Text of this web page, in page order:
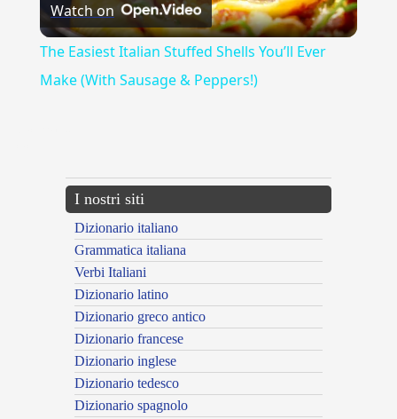
Video
Watch on
The Easiest Italian Stuffed Shells You’ll Ever
Make (With Sausage & Peppers!)
I nostri siti
Dizionario italiano
Grammatica italiana
Verbi Italiani
Dizionario latino
Dizionario greco antico
Dizionario francese
Dizionario inglese
Dizionario tedesco
Dizionario spagnolo